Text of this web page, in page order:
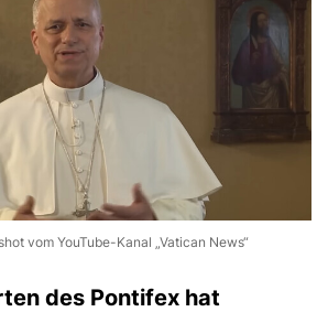
vom YouTube-Kanal „Vatican News“
des Pontifex hat